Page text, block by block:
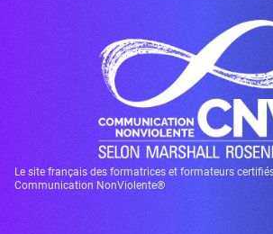
Le site français des formatrices et formateurs
Communication NonViolente®